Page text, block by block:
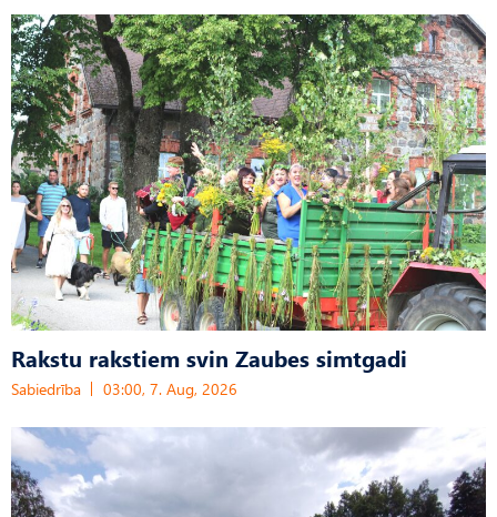
Rakstu rakstiem svin Zaubes simtgadi
Sabiedrība 03:00, 7. Aug, 2026